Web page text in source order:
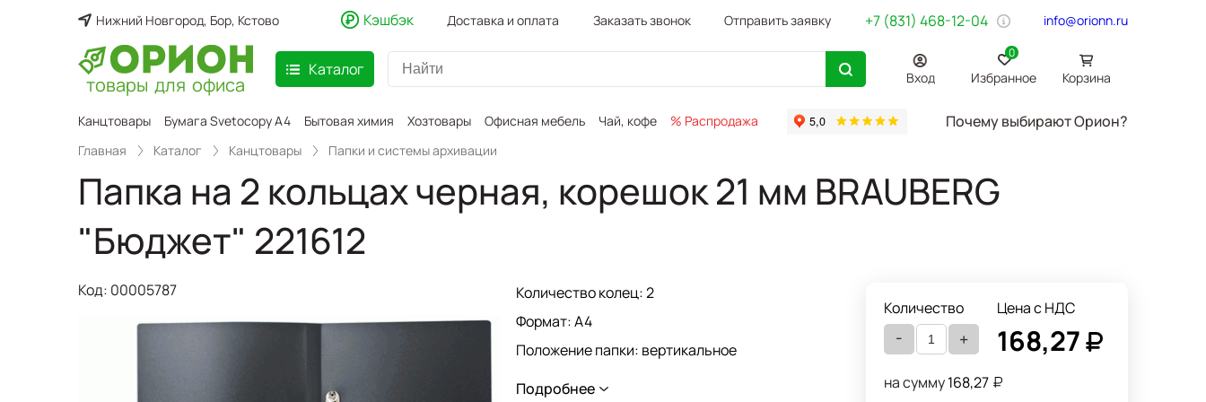
Нижний Новгород, Бор, Кстово Кэшбэк Доставка и оплата Заказать звонок Отправить заявку +7 (831) 468-12-04 info@orionn.ru
товары для офиса
Каталог Вход Избранное
0
Корзина
Канцтовары Бумага Svetocopy A4 Бытовая химия Хозтовары Офисная мебель Чай, кофе % Распродажа Канцтовары Бумага Svetocopy A4 Бытовая химия Хозтовары
Почему выбирают Орион?
Главная Каталог Канцтовары Папки и системы архивации
Папка на 2 кольцах черная, корешок 21 мм BRAUBERG
"Бюджет" 221612
Код: 00005787
Количество колец: 2
Формат: А4
Положение папки: вертикальное
Вместимость: 120 листов
Подробнее
Количество
- +
Цена с НДС
168,27
на сумму 168,27